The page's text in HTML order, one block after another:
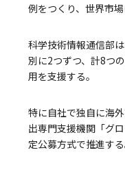
例をつくり、世界市
科学技術情報通信部
別に2つずつ、計8つ
用を支援する。
特に自社で独自に海
出専門支援機関「グ
定公募方式で推進す